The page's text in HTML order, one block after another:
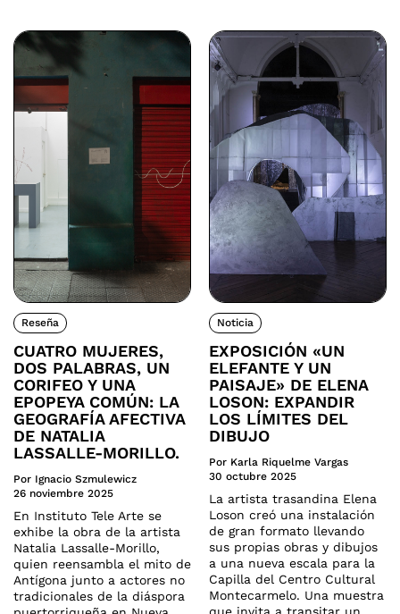
Reseña
CUATRO MUJERES,
DOS PALABRAS, UN
CORIFEO Y UNA
EPOPEYA COMÚN: LA
GEOGRAFÍA AFECTIVA
DE NATALIA
LASSALLE-MORILLO.
Por Ignacio Szmulewicz
26 noviembre 2025
En Instituto Tele Arte se
exhibe la obra de la artista
Natalia Lassalle-Morillo,
quien reensambla el mito de
Antígona junto a actores no
tradicionales de la diáspora
Noticia
EXPOSICIÓN «UN
ELEFANTE Y UN
PAISAJE» DE ELENA
LOSON: EXPANDIR
LOS LÍMITES DEL
DIBUJO
Por Karla Riquelme Vargas
30 octubre 2025
La artista trasandina Elena
Loson creó una instalación
de gran formato llevando
sus propias obras y dibujos
a una nueva escala para la
Capilla del Centro Cultural
Montecarmelo. Una muestra